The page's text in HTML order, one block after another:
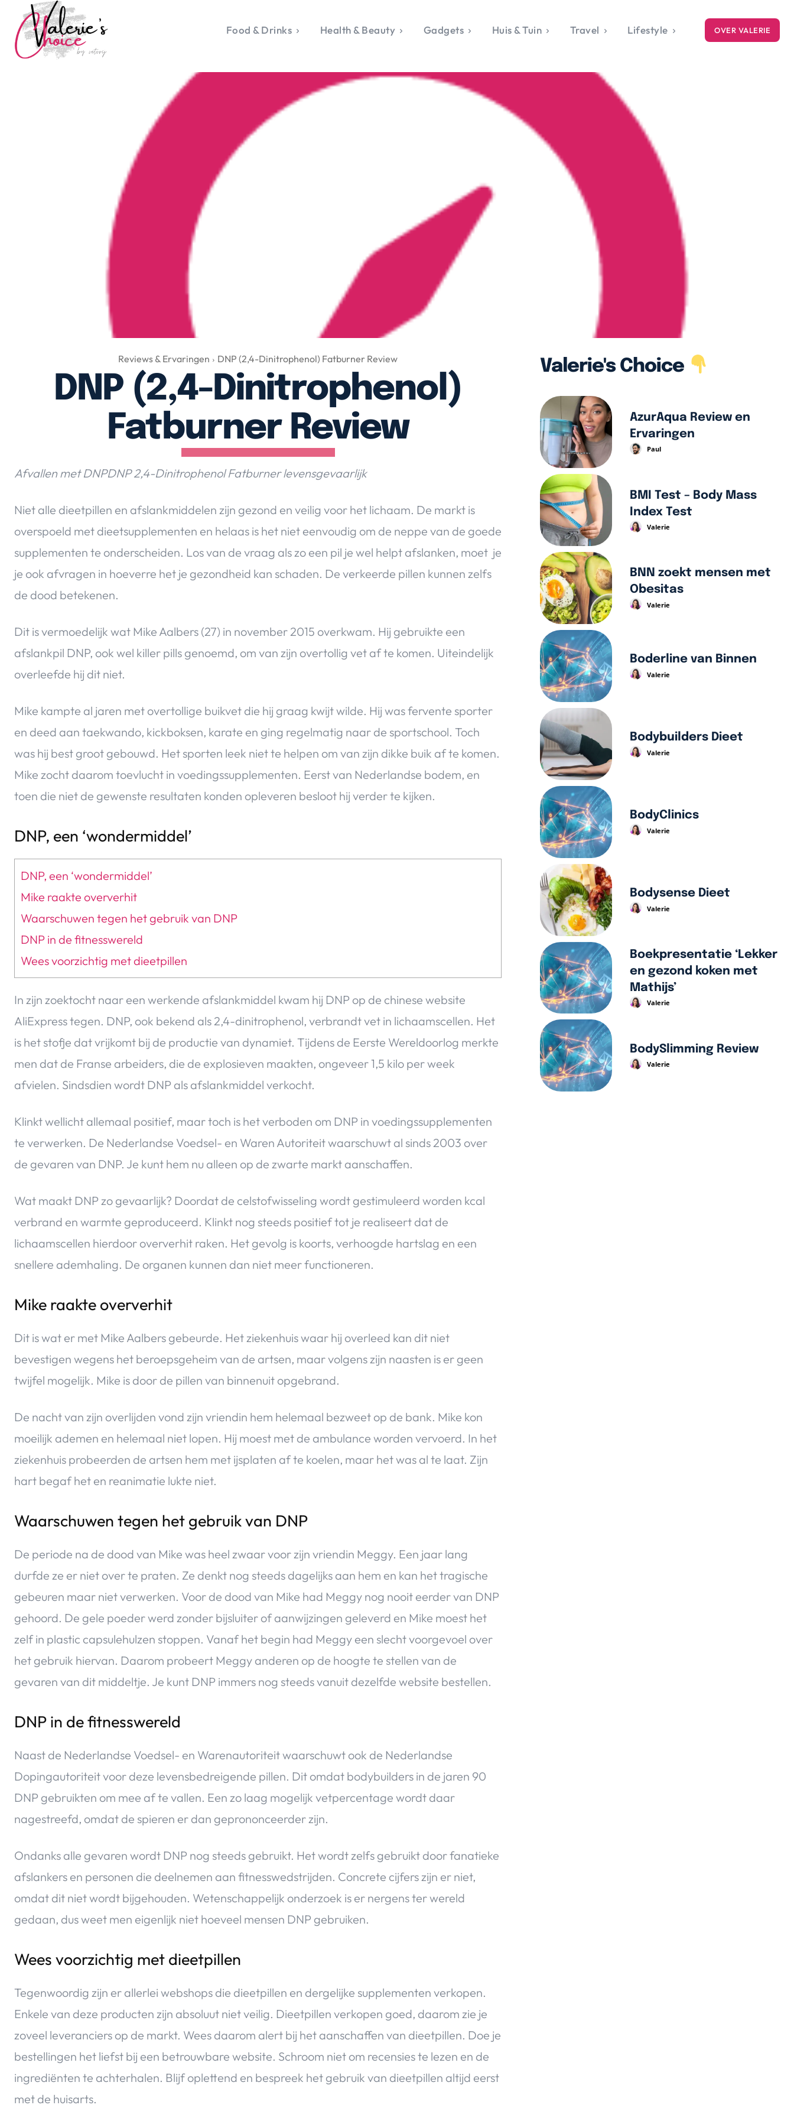
Food & Drinks
Happyness & Opmerkelijk
Lifestyle, Sport &
Duurzaamheid
Over Valerie
Food & Drinks
Health & Beauty
Lifestyle
Food & Drinks Health & Beauty Gadgets Huis & Tuin Travel Lifestyle OVER VALERIE
Reviews & Ervaringen DNP (2,4-Dinitrophenol) Fatburner Review
DNP (2,4-Dinitrophenol)
Fatburner Review
Afvallen met DNPDNP 2,4-Dinitrophenol Fatburner levensgevaarlijk
Niet alle dieetpillen en afslankmiddelen zijn gezond en veilig voor het lichaam. De markt is
overspoeld met dieetsupplementen en helaas is het niet eenvoudig om de neppe van de goede
supplementen te onderscheiden. Los van de vraag als zo een pil je wel helpt afslanken, moet je
je ook afvragen in hoeverre het je gezondheid kan schaden. De verkeerde pillen kunnen zelfs
de dood betekenen.
Dit is vermoedelijk wat Mike Aalbers (27) in november 2015 overkwam. Hij gebruikte een
afslankpil DNP, ook wel killer pills genoemd, om van zijn overtollig vet af te komen. Uiteindelijk
overleefde hij dit niet.
Mike kampte al jaren met overtollige buikvet die hij graag kwijt wilde. Hij was fervente sporter
en deed aan taekwando, kickboksen, karate en ging regelmatig naar de sportschool. Toch
was hij best groot gebouwd. Het sporten leek niet te helpen om van zijn dikke buik af te komen.
Mike zocht daarom toevlucht in voedingssupplementen. Eerst van Nederlandse bodem, en
toen die niet de gewenste resultaten konden opleveren besloot hij verder te kijken.
DNP, een ‘wondermiddel’
DNP, een ‘wondermiddel’
Mike raakte oververhit
Waarschuwen tegen het gebruik van DNP
DNP in de fitnesswereld
Wees voorzichtig met dieetpillen
In zijn zoektocht naar een werkende afslankmiddel kwam hij DNP op de chinese website
AliExpress tegen. DNP, ook bekend als 2,4-dinitrophenol, verbrandt vet in lichaamscellen. Het
is het stofje dat vrijkomt bij de productie van dynamiet. Tijdens de Eerste Wereldoorlog merkte
men dat de Franse arbeiders, die de explosieven maakten, ongeveer 1,5 kilo per week
afvielen. Sindsdien wordt DNP als afslankmiddel verkocht.
Klinkt wellicht allemaal positief, maar toch is het verboden om DNP in voedingssupplementen
te verwerken. De Nederlandse Voedsel- en Waren Autoriteit waarschuwt al sinds 2003 over
de gevaren van DNP. Je kunt hem nu alleen op de zwarte markt aanschaffen.
Wat maakt DNP zo gevaarlijk? Doordat de celstofwisseling wordt gestimuleerd worden kcal
verbrand en warmte geproduceerd. Klinkt nog steeds positief tot je realiseert dat de
lichaamscellen hierdoor oververhit raken. Het gevolg is koorts, verhoogde hartslag en een
snellere ademhaling. De organen kunnen dan niet meer functioneren.
Mike raakte oververhit
Dit is wat er met Mike Aalbers gebeurde. Het ziekenhuis waar hij overleed kan dit niet
bevestigen wegens het beroepsgeheim van de artsen, maar volgens zijn naasten is er geen
twijfel mogelijk. Mike is door de pillen van binnenuit opgebrand.
De nacht van zijn overlijden vond zijn vriendin hem helemaal bezweet op de bank. Mike kon
moeilijk ademen en helemaal niet lopen. Hij moest met de ambulance worden vervoerd. In het
ziekenhuis probeerden de artsen hem met ijsplaten af te koelen, maar het was al te laat. Zijn
hart begaf het en reanimatie lukte niet.
Waarschuwen tegen het gebruik van DNP
De periode na de dood van Mike was heel zwaar voor zijn vriendin Meggy. Een jaar lang
durfde ze er niet over te praten. Ze denkt nog steeds dagelijks aan hem en kan het tragische
gebeuren maar niet verwerken. Voor de dood van Mike had Meggy nog nooit eerder van DNP
gehoord. De gele poeder werd zonder bijsluiter of aanwijzingen geleverd en Mike moest het
zelf in plastic capsulehulzen stoppen. Vanaf het begin had Meggy een slecht voorgevoel over
het gebruik hiervan. Daarom probeert Meggy anderen op de hoogte te stellen van de
gevaren van dit middeltje. Je kunt DNP immers nog steeds vanuit dezelfde website bestellen.
DNP in de fitnesswereld
Naast de Nederlandse Voedsel- en Warenautoriteit waarschuwt ook de Nederlandse
Dopingautoriteit voor deze levensbedreigende pillen. Dit omdat bodybuilders in de jaren 90
DNP gebruikten om mee af te vallen. Een zo laag mogelijk vetpercentage wordt daar
nagestreefd, omdat de spieren er dan geprononceerder zijn.
Ondanks alle gevaren wordt DNP nog steeds gebruikt. Het wordt zelfs gebruikt door fanatieke
afslankers en personen die deelnemen aan fitnesswedstrijden. Concrete cijfers zijn er niet,
omdat dit niet wordt bijgehouden. Wetenschappelijk onderzoek is er nergens ter wereld
gedaan, dus weet men eigenlijk niet hoeveel mensen DNP gebruiken.
Wees voorzichtig met dieetpillen
Tegenwoordig zijn er allerlei webshops die dieetpillen en dergelijke supplementen verkopen.
Enkele van deze producten zijn absoluut niet veilig. Dieetpillen verkopen goed, daarom zie je
zoveel leveranciers op de markt. Wees daarom alert bij het aanschaffen van dieetpillen. Doe je
bestellingen het liefst bij een betrouwbare website. Schroom niet om recensies te lezen en de
ingrediënten te achterhalen. Blijf oplettend en bespreek het gebruik van dieetpillen altijd eerst
met de huisarts.
Valerie's Choice
AzurAqua Review en
Ervaringen
Paul
BMI Test – Body Mass
Index Test
Valerie
BNN zoekt mensen met
Obesitas
Valerie
Boderline van Binnen
Valerie
Bodybuilders Dieet
Valerie
BodyClinics
Valerie
Bodysense Dieet
Valerie
Boekpresentatie ‘Lekker
en gezond koken met
Mathijs’
Valerie
BodySlimming Review
Valerie